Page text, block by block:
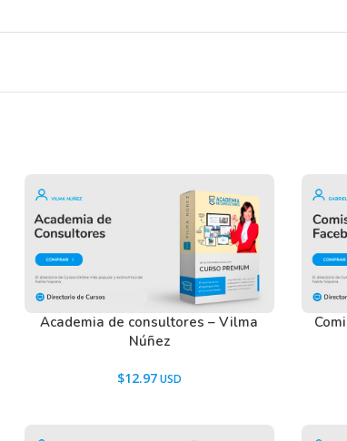
Academia de consultores – Vilma
Núñez
$12.97